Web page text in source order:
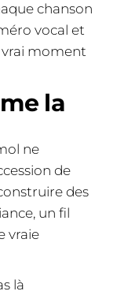
chanson
vocal et
vrai moment
la
ne
de
des
un fil
vraie
là